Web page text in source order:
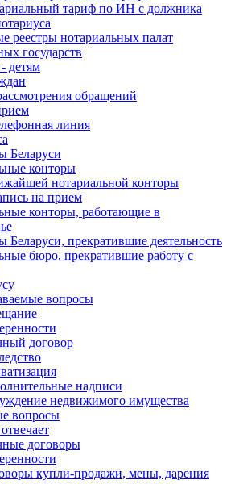
тариф по ИН с должника
реестры нотариальных палат
государств
детям
обращений
линия
Беларуси
конторы
нотариальной конторы
на прием
конторы, работающие в
Беларуси, прекратившие деятельность
бюро, прекратившие работу с
вопросы
договор
надписи
недвижимого имущества
вопросы
договоры
купли-продажи, мены, дарения